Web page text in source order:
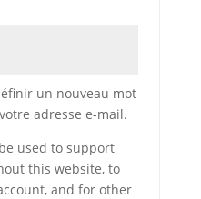
un nouveau mot
adresse e-mail.
used to support
this website, to
and for other